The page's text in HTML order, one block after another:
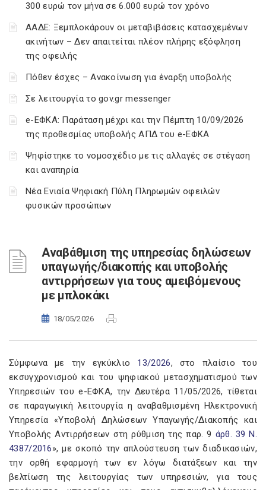
300 ευρώ τον μήνα σε 6.000 ευρώ τον χρόνο
ΑΑΔΕ: Ξεμπλοκάρουν οι μεταβιβάσεις κατασχεμένων
ακινήτων – Δεν απαιτείται πλέον πλήρης εξόφληση
της οφειλής
Πόθεν έσχες – Ανακοίνωση για έναρξη υποβολής
Σε λειτουργία το gov.gr messenger
e-ΕΦΚΑ: Παράταση μέχρι και την Πέμπτη 10/09/2026
της προθεσμίας υποβολής ΑΠΔ του e-ΕΦΚΑ
Ψηφίστηκε το νομοσχέδιο με τις αλλαγές σε στέγαση
και αναπηρία
Νέα Ενιαία Ψηφιακή Πύλη Πληρωμών οφειλών
φυσικών προσώπων
Αναβάθμιση της υπηρεσίας δηλώσεων
υπαγωγής/διακοπής και υποβολής
αντιρρήσεων για τους αμειβόμενους
με μπλοκάκι
18/05/2026
Σύμφωνα με την εγκύκλιο 13/2026, στο πλαίσιο του
εκσυγχρονισμού και του ψηφιακού μετασχηματισμού των
Υπηρεσιών του e-ΕΦΚΑ, την Δευτέρα 11/05/2026, τίθεται
σε παραγωγική λειτουργία η αναβαθμισμένη Ηλεκτρονική
Υπηρεσία «Υποβολή Δηλώσεων Υπαγωγής/Διακοπής και
Υποβολής Αντιρρήσεων στη ρύθμιση της παρ. 9 άρθ. 39 Ν.
4387/2016», με σκοπό την απλούστευση των διαδικασιών,
την ορθή εφαρμογή των εν λόγω διατάξεων και την
βελτίωση της λειτουργίας των υπηρεσιών, για τους